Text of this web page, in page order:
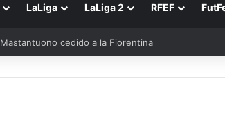
LaLiga LaLiga 2 RFEF
Mastantuono cedido a la Fiorentina